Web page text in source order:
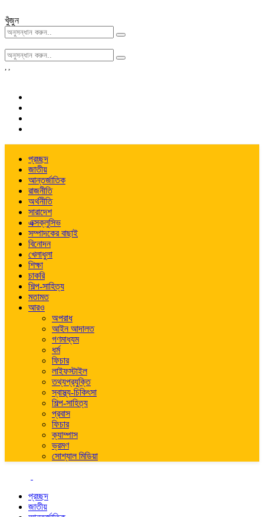
খুঁজুন
, ,
প্রচ্ছদ
জাতীয়
আন্তর্জাতিক
রাজনীতি
অর্থনীতি
সারাদেশ
এক্সক্লুসিভ
সম্পাদকের বাছাই
বিনোদন
খেলাধুলা
শিক্ষা
চাকরি
শিল্প-সাহিত্য
মতামত
আরও
অপরাধ
আইন আদালত
গণমাধ্যম
ধর্ম
ফিচার
লাইফস্টাইল
তথ্যপ্রযুক্তি
স্বাস্থ্য-চিকিৎসা
শিল্প-সাহিত্য
প্রবাস
ফিচার
ক্যাম্পাস
ভ্রমণ
সোশ্যাল মিডিয়া
প্রচ্ছদ
জাতীয়